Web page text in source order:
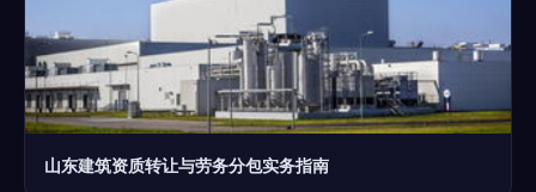
山东建筑资质转让与劳务分包实务指南